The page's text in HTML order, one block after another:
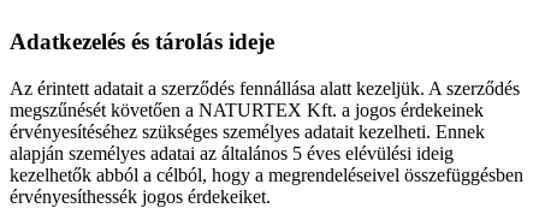
Adatkezelés és tárolás ideje
Az érintett adatait a szerződés fennállása alatt kezeljük. A szerződés
megszűnését követően a NATURTEX Kft. a jogos érdekeinek
érvényesítéséhez szükséges személyes adatait kezelheti. Ennek
alapján személyes adatai az általános 5 éves elévülési ideig
kezelhetők abból a célból, hogy a megrendeléseivel összefüggésben
érvényesíthessék jogos érdekeiket.